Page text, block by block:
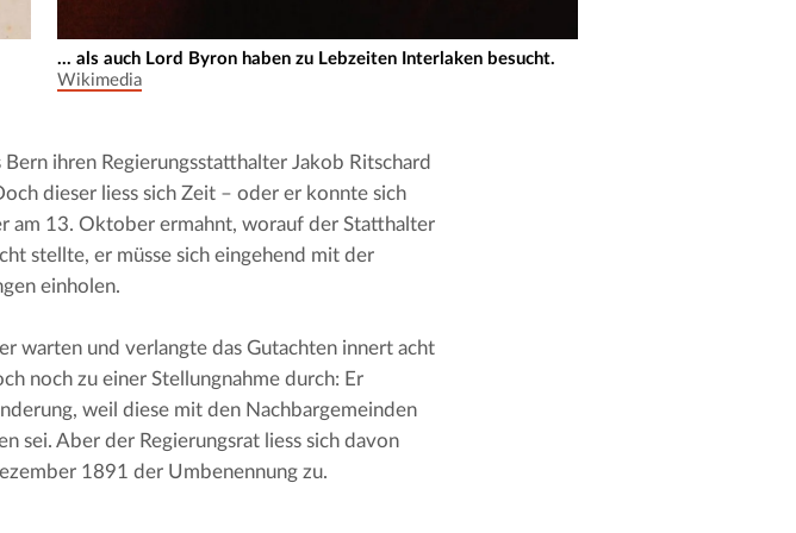
... als auch Lord Byron haben zu Lebzeiten Interlaken besucht.
Wikimedia
ihren Regierungsstatthalter Jakob Ritschard
dieser liess sich Zeit – oder er konnte sich
am 13. Oktober ermahnt, worauf der Statthalter
stellte, er müsse sich eingehend mit der
einholen.
warten und verlangte das Gutachten innert acht
noch zu einer Stellungnahme durch: Er
weil diese mit den Nachbargemeinden
sei. Aber der Regierungsrat liess sich davon
1891 der Umbenennung zu.